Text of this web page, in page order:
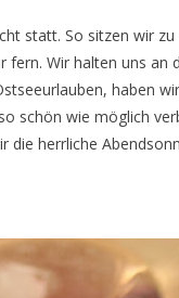
statt. So sitzen wir
fern. Wir halten uns
haben
schön wie möglich
die herrliche